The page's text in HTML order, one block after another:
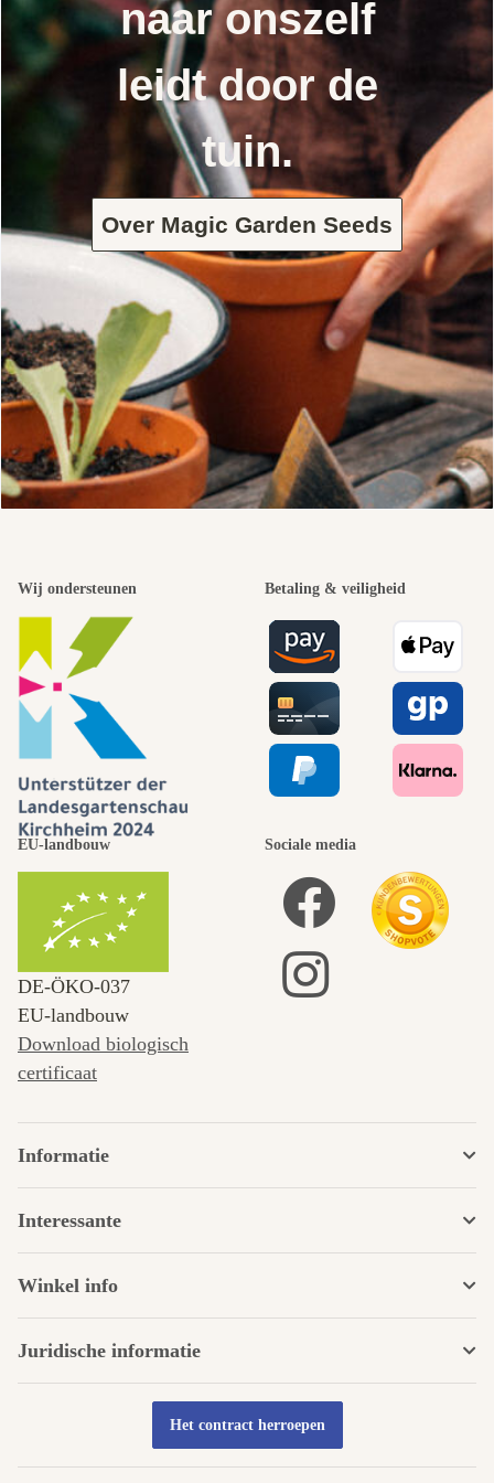
naar onszelf
leidt door de
tuin.
Over Magic Garden Seeds
Wij ondersteunen Betaling & veiligheid
EU-landbouw
DE‑ÖKO‑037
EU-landbouw
Download biologisch
certificaat
Sociale media
Informatie
Interessante
Winkel info
Juridische informatie
Het contract herroepen